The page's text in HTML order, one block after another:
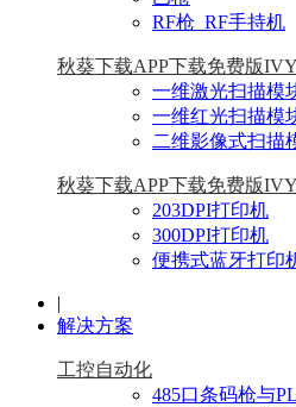
RF枪_RF手持机
秋葵下载APP下载免费版
一维激光扫描模
一维红光扫描模
二维影像式扫描
秋葵下载APP下载免费版
203DPI打印机
300DPI打印机
便携式蓝牙打印
|
解决方案
工控自动化
485口条码枪与